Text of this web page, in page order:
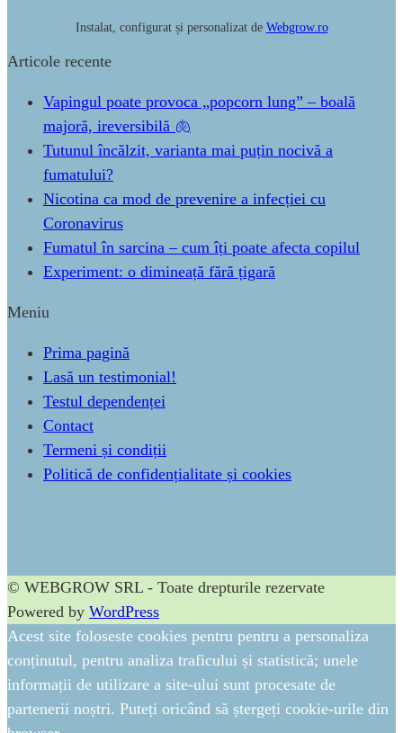
Instalat, configurat și personalizat de Webgrow.ro
Articole recente
Vapingul poate provoca „popcorn lung” – boală
majoră, ireversibilă 🫁
Tutunul încălzit, varianta mai puțin nocivă a
fumatului?
Nicotina ca mod de prevenire a infecției cu
Coronavirus
Fumatul în sarcina – cum îți poate afecta copilul
Experiment: o dimineață fără țigară
Meniu
Prima pagină
Lasă un testimonial!
Testul dependenței
Contact
Termeni și condiții
Politică de confidențialitate și cookies
© WEBGROW SRL - Toate drepturile rezervate
Powered by WordPress
Acest site foloseste cookies pentru pentru a personaliza
conținutul, pentru analiza traficului și statistică; unele
informații de utilizare a site-ului sunt procesate de
partenerii noștri. Puteți oricând să ștergeți cookie-urile din